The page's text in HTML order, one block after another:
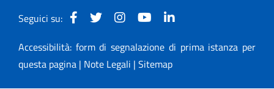
Seguici su:
Accessibilità: form di segnalazione di prima istanza per
questa pagina | Note Legali | Sitemap